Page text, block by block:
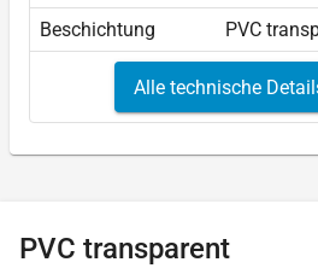
Beschichtung
PVC
Alle technische
PVC transparent